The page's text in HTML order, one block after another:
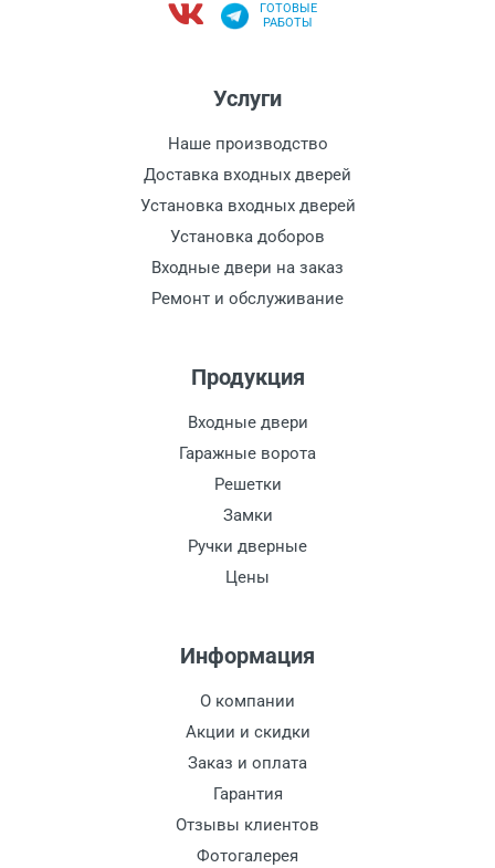
ГОТОВЫЕ
РАБОТЫ
Услуги
Наше производство
Доставка входных дверей
Установка входных дверей
Установка доборов
Входные двери на заказ
Ремонт и обслуживание
Продукция
Входные двери
Гаражные ворота
Решетки
Замки
Ручки дверные
Цены
Информация
О компании
Акции и скидки
Заказ и оплата
Гарантия
Отзывы клиентов
Фотогалерея